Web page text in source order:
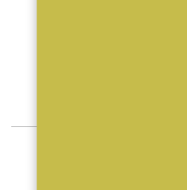
juli, enligt
lägenheter,
priserna föll
Alexandra